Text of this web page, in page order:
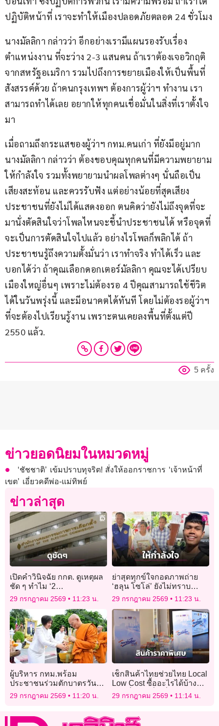
ปฏิบัติหน้าที่ เราจะทำให้เมืองปลอดภัยตลอด 24 ชั่วโมง
นางมัลลิกา กล่าวว่า อีกอย่างเรามีแผนรองรับเรื่อง
ตำแหน่งงาน ที่จะว่าง 2-3 แสนคน ถ้าเราต้องเจอวิกฤติ
จากสหรัฐอเมริกา รวมไปถึงการขยายเมืองให้เป็นพื้นที่
สังสรรค์ด้วย ถ้าคนกรุงเทพฯ ต้องการผู้ว่าฯ ทำงาน เรา
สามารถทำได้เลย อยากให้ทุกคนเชื่อมั่นในสิ่งที่เราตั้งใจ
มา
เมื่อถามถึงกระแสของผู้ว่าฯ กทม.คนเก่า ที่ยังมีอยู่มาก
นางมัลลิกา กล่าวว่า ต้องขอบคุณทุกคนที่มีความพยายาม
ให้กำลังใจ รวมทั้งพยายามนำผลโพลต่างๆ นั่นถือเป็น
เสียงสะท้อน และควรรับฟัง แต่อย่างน้อยที่สุดเสียง
ประชาชนที่ยังไม่ได้แสดงออก ตนคิดว่ายังไม่ถึงจุดที่จะ
มานั่งตัดสินใจว่าโพลไหนจะชี้นำประชาชนได้ หรือจุดที่
จะเป็นการตัดสินใจไปแล้ว อย่างไรโพลก็พลิกได้ ถ้า
ประชาชนรู้ถึงความตั้งมั่นว่า เราทำจริง ทำได้เร็ว และ
บอกได้ว่า ถ้าคุณเลือกดอกเตอร์มัลลิกา คุณจะได้เปรียบ
เมืองใหญ่อื่นๆ เพราะไม่ต้องรอ 4 ปีคุณสามารถใช้ชีวิต
ได้ในวันพรุ่งนี้ และมีอนาคตได้ทันที โดยไม่ต้องรอผู้ว่าฯ
ที่จะต้องไปเรียนรู้งาน เพราะตนเคยลงพื้นที่ตั้งแต่ปี
2550 แล้ว.
5 ครั้ง
ข่าวยอดนิยมในหมวดหมู่
‘ชัชชาติ’ เข้มปราบทุจริต! สั่งให้ออกราชการ ‘เจ้าหน้าที่
เขต’ เอี่ยวคดีพ่อ-แม่ทิพย์
ข่าวล่าสุด
เปิดคำวินิจฉัย กกต. ดูเหตุผล
ชัด ๆ ทำไม ‘2
สว.อำนาจเจริญ’ คุณสมบัติ
ผ่านฉลุยนั่งเก้าอี้ สว.ได้
29 กรกฎาคม 2569 11:23 น.
ย่าสุดทุกข์ใจกอดภาพถ่าย
‘ฮลุน โซโล่’ ยังไม่ทราบ
ชะตากรรมหลานชาย
29 กรกฎาคม 2569 11:23 น.
ผู้บริหาร กทม.พร้อม
ประชาชนร่วมตักบาตรวัน
อาสาฬหบูชา 69 รูป
29 กรกฎาคม 2569 11:20 น.
เช็กสินค้าไทยช่วยไทย Local
Low Cost ซื้ออะไรได้บ้าง
ขายที่ไหน เริ่มเมื่อไหร่
29 กรกฎาคม 2569 11:14 น.